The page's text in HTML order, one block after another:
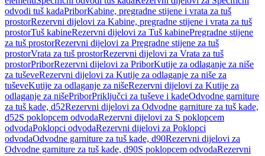
odvodi tuš kadaPriborKabine, pregradne stijene i vrata za tuš
prostorRezervni dijelovi za Kabine, pregradne stijene i vrata za tuš
prostorTuš kabineRezervni dijelovi za Tuš kabinePregradne stijene
za tuš prostorRezervni dijelovi za Pregradne stijene za tuš
prostorVrata za tuš prostorRezervni dijelovi za Vrata za tuš
prostorPriborRezervni dijelovi za PriborKutije za odlaganje za niše
za tuševeRezervni dijelovi za Kutije za odlaganje za niše za
tuševeKutije za odlaganje za nišeRezervni dijelovi za Kutije za
odlaganje za nišePriborPriključci za tuševe i kadeOdvodne garniture
za tuš kade, d52Rezervni dijelovi za Odvodne garniture za tuš kade,
d52S poklopcem odvodaRezervni dijelovi za S poklopcem
odvodaPoklopci odvodaRezervni dijelovi za Poklopci
odvodaOdvodne garniture za tuš kade, d90Rezervni dijelovi za
Odvodne garniture za tuš kade, d90S poklopcem odvodaRezervni